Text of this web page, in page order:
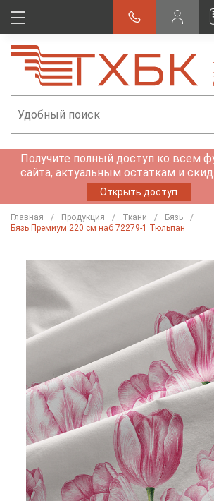
Получите полный доступ ко всем
сайта, актуальным остаткам и
Открыть доступ
Главная Продукция Ткани
Бязь
Бязь Премиум 220 см наб 72279-1 Тюльпан